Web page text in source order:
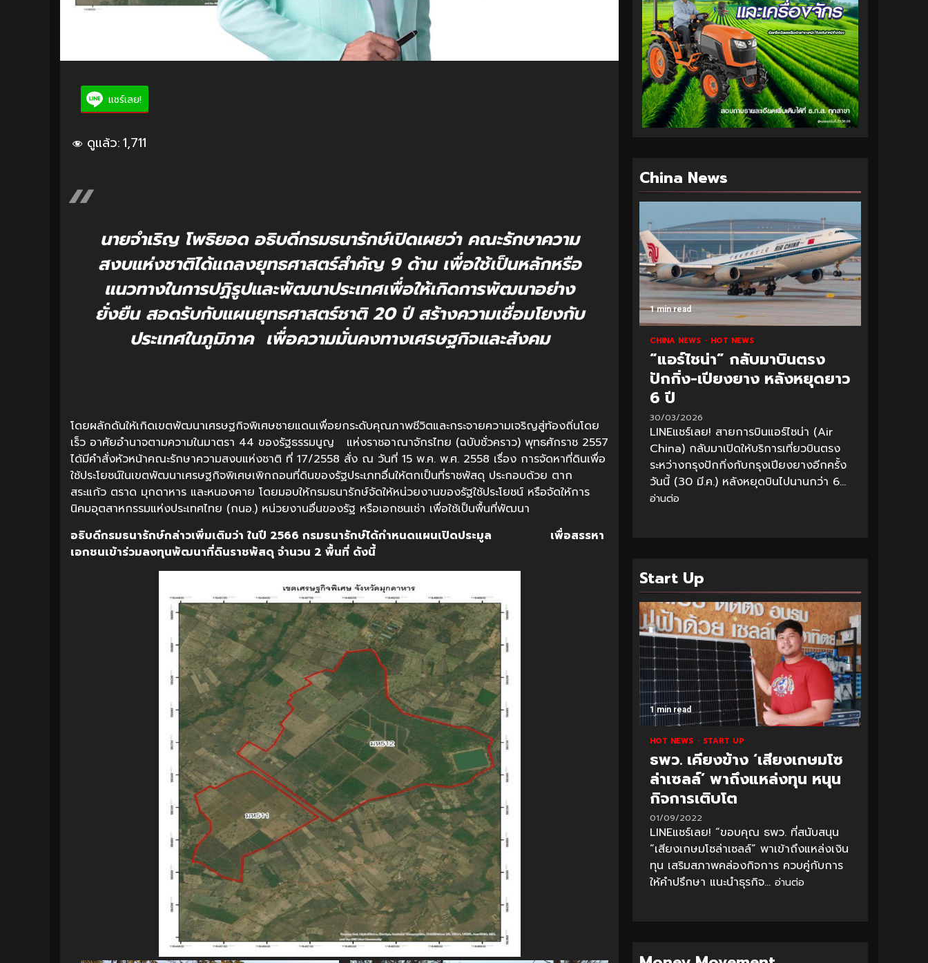
แชร์เลย!
ดูแล้ว:1,711
นายจำเริญ โพธิยอด อธิบดีกรมธนารักษ์เปิดเผยว่า คณะรักษาความ
สงบแห่งชาติได้แถลงยุทธศาสตร์สำคัญ 9 ด้าน เพื่อใช้เป็นหลักหรือ
แนวทางในการปฏิรูปและพัฒนาประเทศเพื่อให้เกิดการพัฒนาอย่าง
ยั่งยืน สอดรับกับแผนยุทธศาสตร์ชาติ 20 ปี สร้างความเชื่อมโยงกับ
ประเทศในภูมิภาค เพื่อความมั่นคงทางเศรษฐกิจและสังคม
โดยผลักดันให้เกิดเขตพัฒนาเศรษฐกิจพิเศษชายแดนเพื่อยกระดับคุณภาพชีวิตและกระจายความเจริญสู่ท้องถิ่นโดย
เร็ว อาศัยอำนาจตามความในมาตรา 44 ของรัฐธรรมนูญ แห่งราชอาณาจักรไทย (ฉบับชั่วคราว) พุทธศักราช 2557
ได้มีคำสั่งหัวหน้าคณะรักษาความสงบแห่งชาติ ที่ 17/2558 สั่ง ณ วันที่ 15 พ.ค. พ.ศ. 2558 เรื่อง การจัดหาที่ดินเพื่อ
ใช้ประโยชน์ในเขตพัฒนาเศรษฐกิจพิเศษเพิกถอนที่ดินของรัฐประเภทอื่นให้ตกเป็นที่ราชพัสดุ ประกอบด้วย ตาก
สระแก้ว ตราด มุกดาหาร และหนองคาย โดยมอบให้กรมธนารักษ์จัดให้หน่วยงานของรัฐใช้ประโยชน์ หรือจัดให้การ
นิคมอุตสาหกรรมแห่งประเทศไทย (กนอ.) หน่วยงานอื่นของรัฐ หรือเอกชนเช่า เพื่อใช้เป็นพื้นที่พัฒนา
อธิบดีกรมธนารักษ์กล่าวเพิ่มเติมว่า ในปี 2566 กรมธนารักษ์ได้กำหนดแผนเปิดประมูล เพื่อสรรหา
เอกชนเข้าร่วมลงทุนพัฒนาที่ดินราชพัสดุ จำนวน 2 พื้นที่ ดังนี้
China News
1 min read
CHINA NEWS HOT NEWS
“แอร์ไชน่า” กลับมาบินตรง
ปักกิ่ง-เปียงยาง หลังหยุดยาว
6 ปี
30/03/2026
LINEแชร์เลย! สายการบินแอร์ไชน่า (Air
China) กลับมาเปิดให้บริการเที่ยวบินตรง
ระหว่างกรุงปักกิ่งกับกรุงเปียงยางอีกครั้ง
วันนี้ (30 มี.ค.) หลังหยุดบินไปนานกว่า 6...
อ่านต่อ
Start Up
1 min read
HOT NEWS START UP
ธพว. เคียงข้าง ‘เสียงเกษมโซ
ล่าเซลล์’ พาถึงแหล่งทุน หนุน
กิจการเติบโต
01/09/2022
LINEแชร์เลย! “ขอบคุณ ธพว. ที่สนับสนุน
“เสียงเกษมโซล่าเซลล์” พาเข้าถึงแหล่งเงิน
ทุน เสริมสภาพคล่องกิจการ ควบคู่กับการ
ให้คำปรึกษา แนะนำธุรกิจ... อ่านต่อ